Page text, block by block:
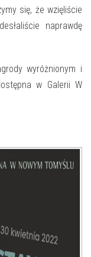
się, że wzięliście
naprawdę
wyróżnionym i
w Galerii W